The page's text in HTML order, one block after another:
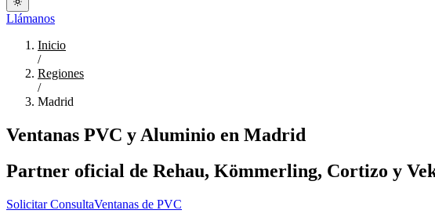
Llámanos
Inicio
/
Regiones
/
Madrid
Ventanas PVC y Aluminio en Madrid
Partner oficial de Rehau, Kömmerling, Cortizo y
Solicitar ConsultaVentanas de PVC